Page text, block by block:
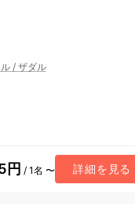
/ ザダル
円 / 1名 〜 詳細を見る